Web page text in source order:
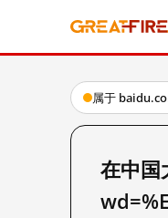
属于
在中